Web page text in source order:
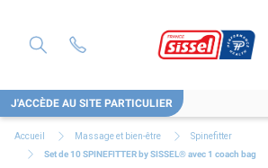
J'ACCÈDE AU SITE PARTICULIER
Accueil Massage et bien-être
Spinefitter
Set de 10 SPINEFITTER by SISSEL® avec 1 coach bag